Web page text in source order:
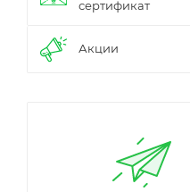
сертификат
Акции